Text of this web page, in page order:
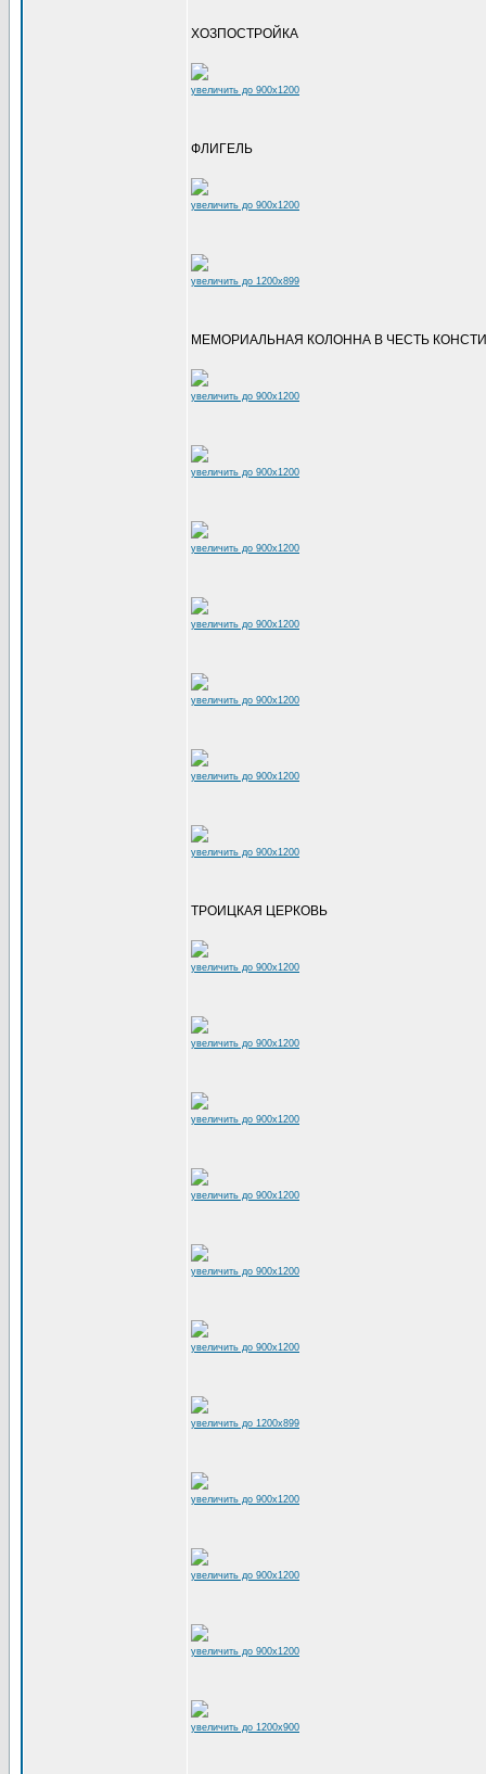
ХОЗПОСТРОЙКА
увеличить до 900x1200
ФЛИГЕЛЬ
увеличить до 900x1200
увеличить до 1200x899
МЕМОРИАЛЬНАЯ КОЛОННА В ЧЕСТЬ
увеличить до 900x1200
увеличить до 900x1200
увеличить до 900x1200
увеличить до 900x1200
увеличить до 900x1200
увеличить до 900x1200
увеличить до 900x1200
ТРОИЦКАЯ ЦЕРКОВЬ
увеличить до 900x1200
увеличить до 900x1200
увеличить до 900x1200
увеличить до 900x1200
увеличить до 900x1200
увеличить до 900x1200
увеличить до 1200x899
увеличить до 900x1200
увеличить до 900x1200
увеличить до 900x1200
увеличить до 1200x900